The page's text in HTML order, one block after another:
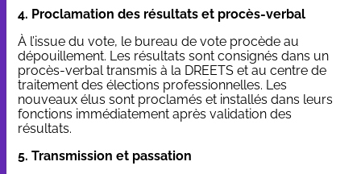
4. Proclamation des résultats et procès-verbal
À l’issue du vote, le bureau de vote procède au
dépouillement. Les résultats sont consignés dans un
procès-verbal transmis à la DREETS et au centre de
traitement des élections professionnelles. Les
nouveaux élus sont proclamés et installés dans leurs
fonctions immédiatement après validation des
résultats.
5. Transmission et passation